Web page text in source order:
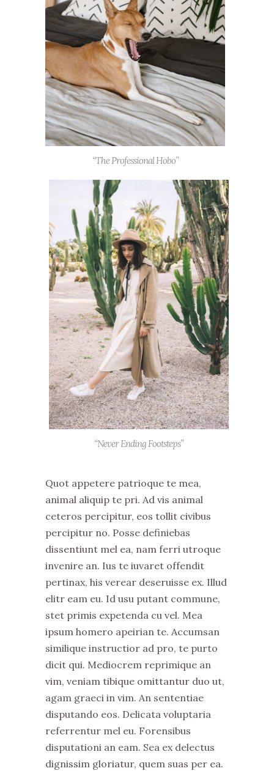
“The Professional Hobo”
“Never Ending Footsteps”
Quot appetere patrioque te mea,
animal aliquip te pri. Ad vis animal
ceteros percipitur, eos tollit civibus
percipitur no. Posse definiebas
dissentiunt mel ea, nam ferri utroque
invenire an. Ius te iuvaret offendit
pertinax, his verear deseruisse ex. Illud
elitr eam eu. Id usu putant commune,
stet primis expetenda cu vel. Mea
ipsum homero apeirian te. Accumsan
similique instructior ad pro, te purto
dicit qui. Mediocrem reprimique an
vim, veniam tibique omittantur duo ut,
agam graeci in vim. An sententiae
disputando eos. Delicata voluptaria
referrentur mel eu. Forensibus
disputationi an eam. Sea ex delectus
dignissim gloriatur, quem suas per ea.